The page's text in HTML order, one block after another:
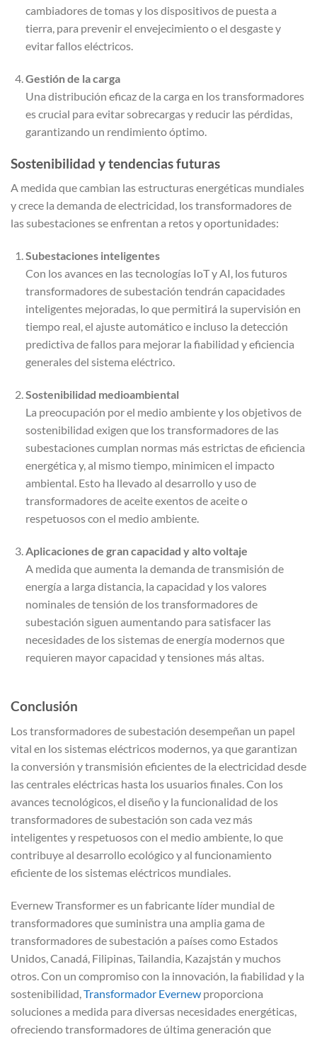
cambiadores de tomas y los dispositivos de puesta a
tierra, para prevenir el envejecimiento o el desgaste y
evitar fallos eléctricos.
Gestión de la carga
Una distribución eficaz de la carga en los transformadores
es crucial para evitar sobrecargas y reducir las pérdidas,
garantizando un rendimiento óptimo.
Sostenibilidad y tendencias futuras
A medida que cambian las estructuras energéticas mundiales
y crece la demanda de electricidad, los transformadores de
las subestaciones se enfrentan a retos y oportunidades:
Subestaciones inteligentes
Con los avances en las tecnologías IoT y AI, los futuros
transformadores de subestación tendrán capacidades
inteligentes mejoradas, lo que permitirá la supervisión en
tiempo real, el ajuste automático e incluso la detección
predictiva de fallos para mejorar la fiabilidad y eficiencia
generales del sistema eléctrico.
Sostenibilidad medioambiental
La preocupación por el medio ambiente y los objetivos de
sostenibilidad exigen que los transformadores de las
subestaciones cumplan normas más estrictas de eficiencia
energética y, al mismo tiempo, minimicen el impacto
ambiental. Esto ha llevado al desarrollo y uso de
transformadores de aceite exentos de aceite o
respetuosos con el medio ambiente.
Aplicaciones de gran capacidad y alto voltaje
A medida que aumenta la demanda de transmisión de
energía a larga distancia, la capacidad y los valores
nominales de tensión de los transformadores de
subestación siguen aumentando para satisfacer las
necesidades de los sistemas de energía modernos que
requieren mayor capacidad y tensiones más altas.
Conclusión
Los transformadores de subestación desempeñan un papel
vital en los sistemas eléctricos modernos, ya que garantizan
la conversión y transmisión eficientes de la electricidad desde
las centrales eléctricas hasta los usuarios finales. Con los
avances tecnológicos, el diseño y la funcionalidad de los
transformadores de subestación son cada vez más
inteligentes y respetuosos con el medio ambiente, lo que
contribuye al desarrollo ecológico y al funcionamiento
eficiente de los sistemas eléctricos mundiales.
Evernew Transformer es un fabricante líder mundial de
transformadores que suministra una amplia gama de
transformadores de subestación a países como Estados
Unidos, Canadá, Filipinas, Tailandia, Kazajstán y muchos
otros. Con un compromiso con la innovación, la fiabilidad y la
sostenibilidad, Transformador Evernew proporciona
soluciones a medida para diversas necesidades energéticas,
ofreciendo transformadores de última generación que